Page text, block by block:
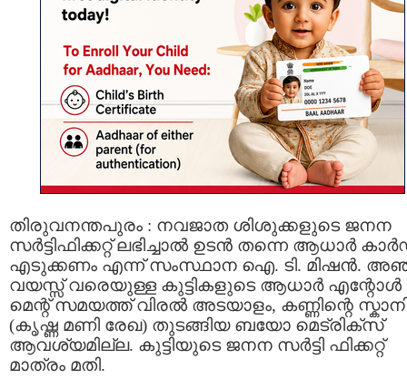
തിരുവനന്തപുരം : നവജാത ശിശുക്കളുടെ ജനന
സര്‍ട്ടിഫിക്കറ്റ് ലഭിച്ചാൽ ഉടന്‍ തന്നെ ആധാര്‍
എടുക്കണം എന്ന് സംസ്ഥാന ഐ. ടി. മിഷൻ.
വയസ്സ് വരെയുള്ള കുട്ടികളുടെ ആധാര്‍ എന്റോള്‍
മെന്റ് സമയത്ത് വിരൽ അടയാളം, കണ്ണിന്റെ
(കൃഷ്ണ മണി രേഖ) തുടങ്ങിയ ബയോ മെട്രിക്‌സ്
ആവശ്യമില്ല. കുട്ടിയുടെ ജനന സര്‍ട്ടി ഫിക്കറ്റ്
മാത്രം മതി.